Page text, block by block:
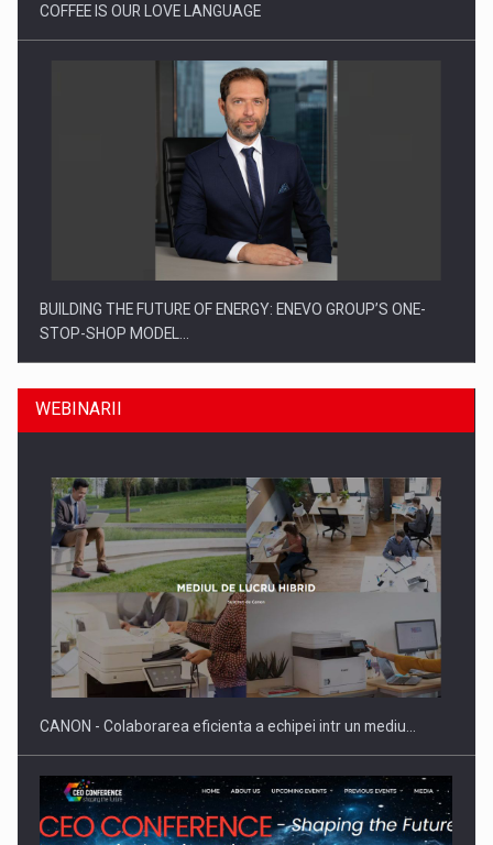
COFFEE IS OUR LOVE LANGUAGE
BUILDING THE FUTURE OF ENERGY: ENEVO GROUP’S ONE-
STOP-SHOP MODEL…
ROOTED IN ROMANIA, BUILT TO DELIVER TECHNOLOGY FOR
THE…
WEBINARII
CANON - Colaborarea eficienta a echipei intr un mediu…